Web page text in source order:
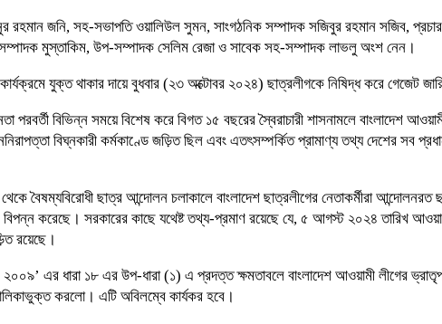
রহমান জনি, সহ-সভাপতি ওয়ালিউল সুমন, সাংগঠনিক সম্পাদক সজিবুর রহমান সজিব,
মুস্তাকিম, উপ-সম্পাদক সেলিম রেজা ও সাবেক সহ-সম্পাদক লাভলু অংশ নেন।
কার্যক্রমে যুক্ত থাকার দায়ে বুধবার (২৩ অক্টোবর ২০২৪) ছাত্রলীগকে নিষিদ্ধ করে গেজেট
পরবর্তী বিভিন্ন সময়ে বিশেষ করে বিগত ১৫ বছরের স্বৈরাচারী শাসনামলে বাংলাদেশ
বিঘ্নকারী কর্মকাণ্ডে জড়িত ছিল এবং এতৎসম্পর্কিত প্রামাণ্য তথ্য দেশের সব
বৈষম্যবিরোধী ছাত্র আন্দোলন চলাকালে বাংলাদেশ ছাত্রলীগের নেতাকর্মীরা
করেছে। সরকারের কাছে যথেষ্ট তথ্য-প্রমাণ রয়েছে যে, ৫ আগস্ট ২০২৪ তারিখ
রয়েছে।
২০০৯’ এর ধারা ১৮ এর উপ-ধারা (১) এ প্রদত্ত ক্ষমতাবলে বাংলাদেশ আওয়ামী লীগের
করলো। এটি অবিলম্বে কার্যকর হবে।